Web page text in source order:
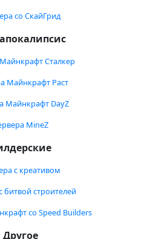
со СкайГрид
Сталкер
Майнкрафт Раст
Майнкрафт DayZ
MineZ
с креативом
битвой строителей
со Speed Builders
Другое